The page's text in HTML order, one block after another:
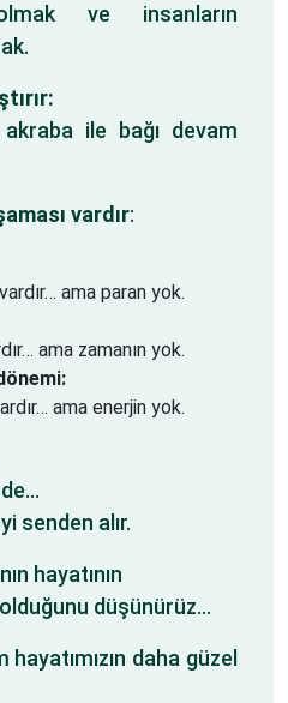
ve insanların
ile bağı devam
vardır:
ama paran yok.
ama zamanın yok.
ama enerjin yok.
senden alır.
hayatının
düşünürüz…
daha güzel